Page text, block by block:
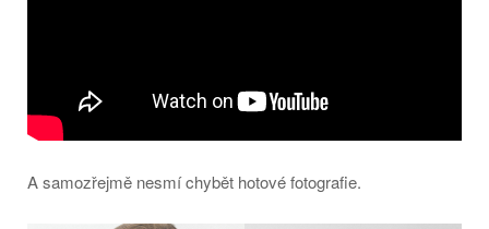
A samozřejmě nesmí chybět hotové fotografie.